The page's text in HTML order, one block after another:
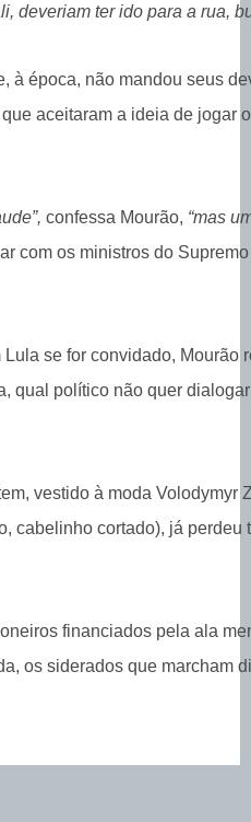
deveriam ter ido para a rua,
à época, não mandou seus
aceitaram a ideia de jogar
confessa Mourão, “mas
com os ministros do
se for convidado, Mourão
qual político não quer
vestido à moda Volodymyr
cabelinho cortado), já
financiados pela ala
os siderados que marcham